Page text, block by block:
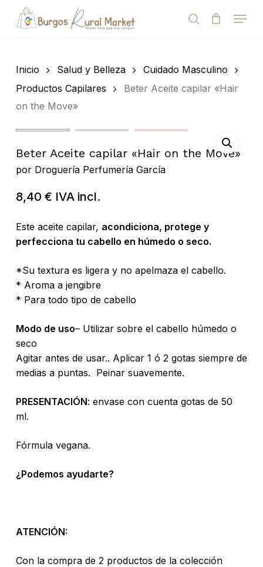
de
search
Menu
Cart
Inicio Salud y Belleza
Cuidado Masculino
Productos Capilares
Beter Aceite capilar «Hair
on the Move»
Beter Aceite capilar «Hair on the Move»
por Droguería Perfumería García
8,40 € IVA incl.
Este aceite capilar, acondiciona, protege y
perfecciona tu cabello en húmedo o seco.
*Su textura es ligera y no apelmaza el cabello.
* Aroma a jengibre
* Para todo tipo de cabello
Modo de uso– Utilizar sobre el cabello húmedo o
seco
Agitar antes de usar.. Aplicar 1 ó 2 gotas siempre de
medias a puntas. Peinar suavemente.
PRESENTACIÓN: envase con cuenta gotas de 50
ml.
Fórmula vegana.
¿Podemos ayudarte?
ATENCIÓN:
Con la compra de 2 productos de la colección